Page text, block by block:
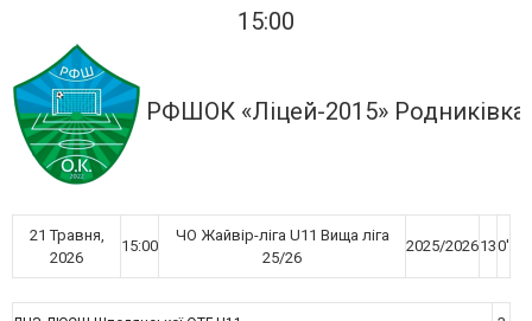
15:00
РФШОК «Ліцей-2015» Родниківка
21 Травня,
2026
15:00
ЧО Жайвір-ліга U11 Вища ліга
25/26
2025/2026130'